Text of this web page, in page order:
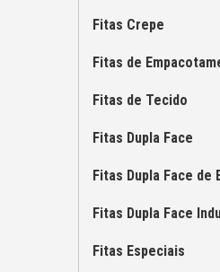
Fitas Crepe
Fitas de
Fitas de Tecido
Fitas Dupla Face
Fitas Dupla Face de
Fitas Dupla Face
Fitas Especiais